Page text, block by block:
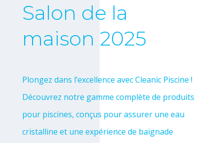
Salon de la
maison 2025
Plongez dans l’excellence avec Cleanic Piscine !
Découvrez notre gamme complète de produits
pour piscines, conçus pour assurer une eau
cristalline et une expérience de baignade